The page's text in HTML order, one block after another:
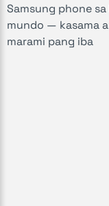
Samsung phone
mundo — kasama
marami pang iba